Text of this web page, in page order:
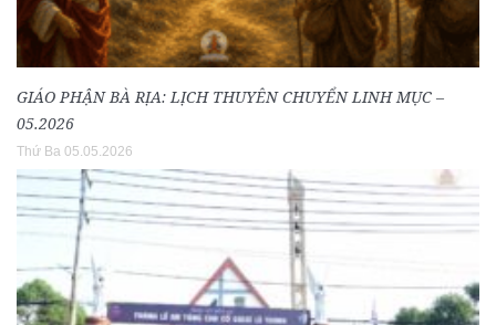
GIÁO PHẬN BÀ RỊA: LỊCH THUYÊN CHUYỂN LINH MỤC –
05.2026
Thứ Ba 05.05.2026